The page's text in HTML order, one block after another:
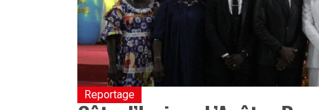
Reportage